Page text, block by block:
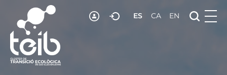
ES CA EN
RECURSOS